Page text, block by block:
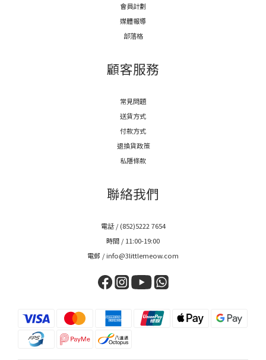
會員計劃
媒體報導
部落格
顧客服務
常見問題
送貨方式
付款方式
退換貨政策
私隱條款
聯絡我們
電話 / (852)5222 7654
時間 / 11:00-19:00
電郵 / info@3littlemeow.com